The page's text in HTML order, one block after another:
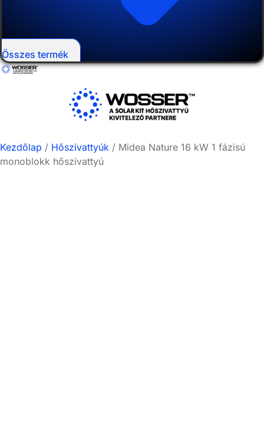
Összes termék
Kezdőlap / Hőszivattyúk / Midea Nature 16 kW 1 fázisú
monoblokk hőszivattyú